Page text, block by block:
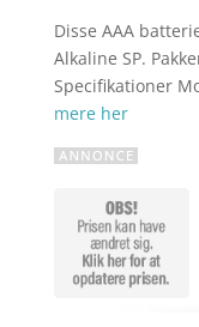
Disse AAA
Alkaline SP.
Specifikationer
mere her